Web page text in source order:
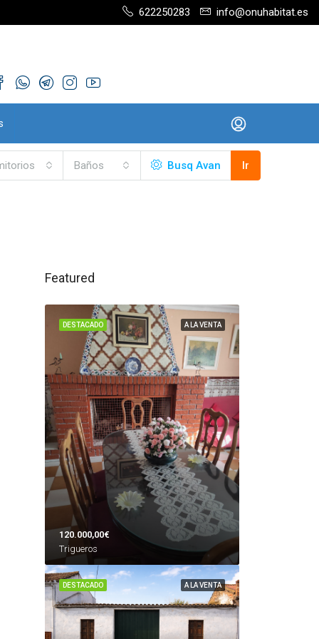
622250283 info@onuhabitat.es
Baños Busq Avan Ir
Featured
A LA VENTA
DESTACADO
120.000,00€
Trigueros
A LA VENTA
DESTACADO